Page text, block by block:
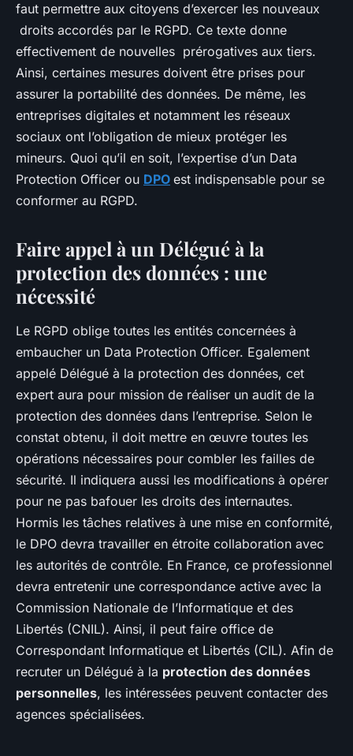
faut permettre aux citoyens d’exercer les nouveaux
droits accordés par le RGPD. Ce texte donne
effectivement de nouvelles prérogatives aux tiers.
Ainsi, certaines mesures doivent être prises pour
assurer la portabilité des données. De même, les
entreprises digitales et notamment les réseaux
sociaux ont l’obligation de mieux protéger les
mineurs. Quoi qu’il en soit, l’expertise d’un Data
Protection Officer ou DPO est indispensable pour se
conformer au RGPD.
Faire appel à un Délégué à la
protection des données : une
nécessité
Le RGPD oblige toutes les entités concernées à
embaucher un Data Protection Officer. Egalement
appelé Délégué à la protection des données, cet
expert aura pour mission de réaliser un audit de la
protection des données dans l’entreprise. Selon le
constat obtenu, il doit mettre en œuvre toutes les
opérations nécessaires pour combler les failles de
sécurité. Il indiquera aussi les modifications à opérer
pour ne pas bafouer les droits des internautes.
Hormis les tâches relatives à une mise en conformité,
le DPO devra travailler en étroite collaboration avec
les autorités de contrôle. En France, ce professionnel
devra entretenir une correspondance active avec la
Commission Nationale de l’Informatique et des
Libertés (CNIL). Ainsi, il peut faire office de
Correspondant Informatique et Libertés (CIL). Afin de
recruter un Délégué à la protection des données
personnelles, les intéressées peuvent contacter des
agences spécialisées.